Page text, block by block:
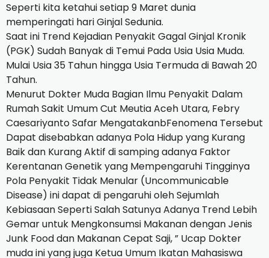
Seperti kita ketahui setiap 9 Maret dunia
memperingati hari Ginjal Sedunia.
Saat ini Trend Kejadian Penyakit Gagal Ginjal Kronik
(PGK) Sudah Banyak di Temui Pada Usia Usia Muda.
Mulai Usia 35 Tahun hingga Usia Termuda di Bawah 20
Tahun.
Menurut Dokter Muda Bagian Ilmu Penyakit Dalam
Rumah Sakit Umum Cut Meutia Aceh Utara, Febry
Caesariyanto Safar MengatakanbFenomena Tersebut
Dapat disebabkan adanya Pola Hidup yang Kurang
Baik dan Kurang Aktif di samping adanya Faktor
Kerentanan Genetik yang Mempengaruhi Tingginya
Pola Penyakit Tidak Menular (Uncommunicable
Disease) ini dapat di pengaruhi oleh Sejumlah
Kebiasaan Seperti Salah Satunya Adanya Trend Lebih
Gemar untuk Mengkonsumsi Makanan dengan Jenis
Junk Food dan Makanan Cepat Saji, ” Ucap Dokter
muda ini yang juga Ketua Umum Ikatan Mahasiswa